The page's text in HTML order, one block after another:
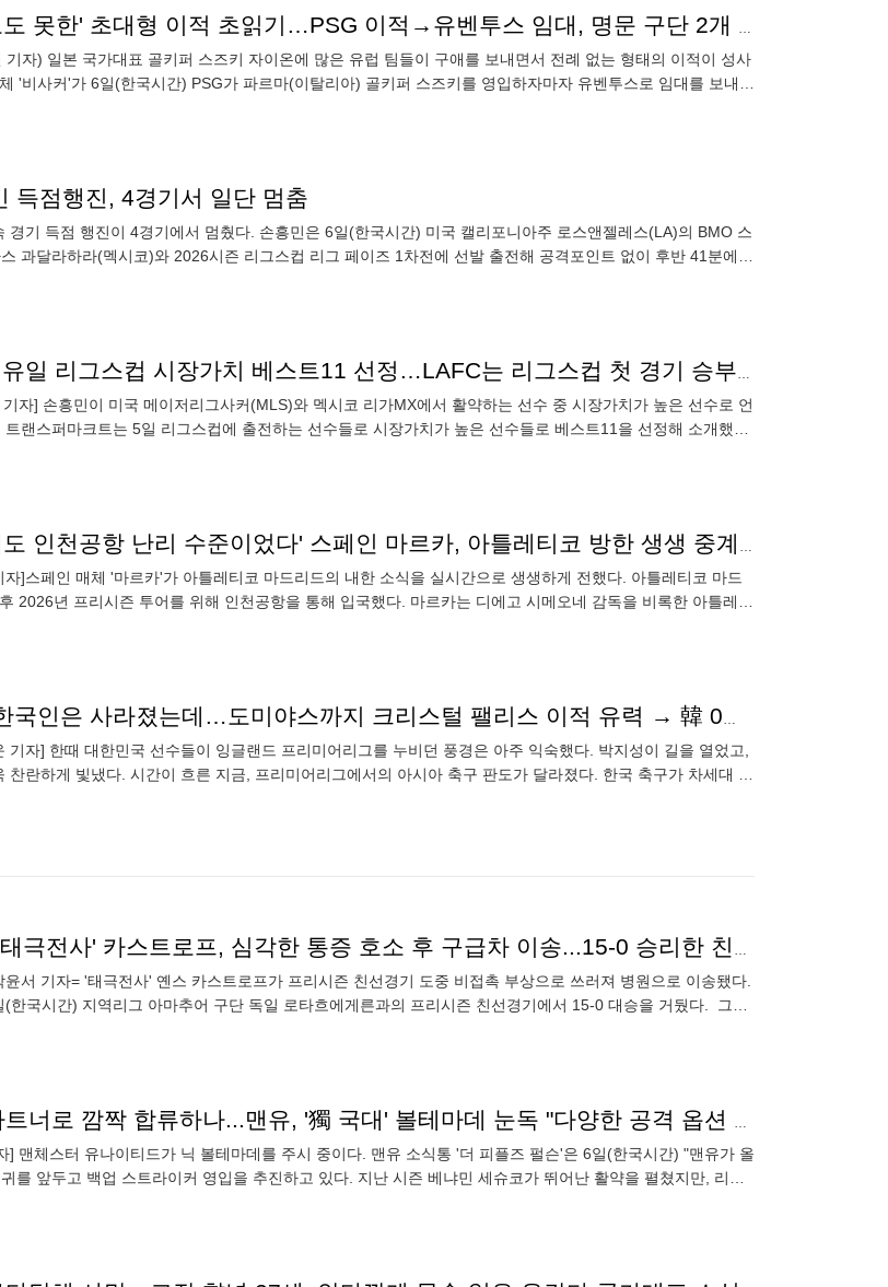
日 GK, '듣도보도 못한' 초대형 이적 초읽기…PSG 이적→유벤투스 임대, 명문 구단 2개 걸친다
기자) 일본 국가대표 골키퍼 스즈키 자이온에 많은 유럽 팀들이 구애를 보내면서 전례 없는 형태의 이적이 성사
'비사커'가 6일(한국시간) PSG가 파르마(이탈리아) 골키퍼 스즈키를 영입하자마자 유벤투스로 임대를 보내는
득점행진, 4경기서 일단 멈춤
경기 득점 행진이 4경기에서 멈췄다. 손흥민은 6일(한국시간) 미국 캘리포니아주 로스앤젤레스(LA)의 BMO 스
과달라하라(멕시코)와 2026시즌 리그스컵 리그 페이즈 1차전에 선발 출전해 공격포인트 없이 후반 41분에
손흥민, LAFC 유일 리그스컵 시장가치 베스트11 선정…LAFC는 리그스컵 첫 경기 승부차기 승리
자] 손흥민이 미국 메이저리그사커(MLS)와 멕시코 리가MX에서 활약하는 선수 중 시장가치가 높은 선수로 언
랜스퍼마크트는 5일 리그스컵에 출전하는 선수들로 시장가치가 높은 선수들로 베스트11을 선정해 소개했다.
'이강인 없는데도 인천공항 난리 수준이었다' 스페인 마르카, 아틀레티코 방한 생생 중계..'수백명 몰려들어, 코케 연호했다'
]스페인 매체 '마르카'가 아틀레티코 마드리드의 내한 소식을 실시간으로 생생하게 전했다. 아틀레티코 마드
2026년 프리시즌 투어를 위해 인천공항을 통해 입국했다. 마르카는 디에고 시메오네 감독을 비록한 아틀레티
'또 일본이다' 한국인은 사라졌는데…도미야스까지 크리스털 팰리스 이적 유력 → 韓 0명, 日 10명 완패
기자] 한때 대한민국 선수들이 잉글랜드 프리미어리그를 누비던 풍경은 아주 익숙했다. 박지성이 길을 열었고,
찬란하게 빛냈다. 시간이 흐른 지금, 프리미어리그에서의 아시아 축구 판도가 달라졌다. 한국 축구가 차세대 프
韓 대형 악재! '태극전사' 카스트로프, 심각한 통증 호소 후 구급차 이송...15-0 승리한 친선경기서 '비접촉 부상'
윤서 기자= '태극전사' 옌스 카스트로프가 프리시즌 친선경기 도중 비접촉 부상으로 쓰러져 병원으로 이송됐다.
한국시간) 지역리그 아마추어 구단 독일 로타흐에게른과의 프리시즌 친선경기에서 15-0 대승을 거뒀다. 그럼
셰슈코 도울 파트너로 깜짝 합류하나...맨유, '獨 국대' 볼테마데 눈독 "다양한 공격 옵션 될 것"
] 맨체스터 유나이티드가 닉 볼테마데를 주시 중이다. 맨유 소식통 '더 피플즈 펄슨'은 6일(한국시간) "맨유가 올
를 앞두고 백업 스트라이커 영입을 추진하고 있다. 지난 시즌 베냐민 세슈코가 뛰어난 활약을 펼쳤지만, 리그,